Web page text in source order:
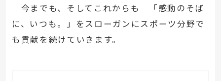
今までも、そしてこれからも 「感動のそば
に、いつも。」をスローガンにスポーツ分野で
も貢献を続けていきます。